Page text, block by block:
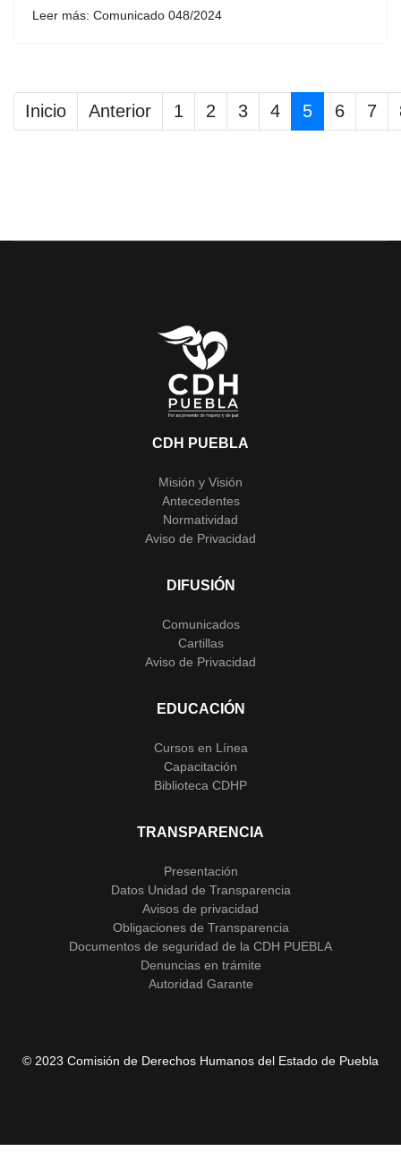
Leer más: Comunicado 048/2024
Inicio Anterior 1 2 3 4 5 6 7
CDH PUEBLA
Misión y Visión
Antecedentes
Normatividad
Aviso de Privacidad
DIFUSIÓN
Comunicados
Cartillas
Aviso de Privacidad
EDUCACIÓN
Cursos en Línea
Capacitación
Biblioteca CDHP
TRANSPARENCIA
Presentación
Datos Unidad de Transparencia
Avisos de privacidad
Obligaciones de Transparencia
Documentos de seguridad de la CDH PUEBLA
Denuncias en trámite
Autoridad Garante
© 2023 Comisión de Derechos Humanos del Estado de Puebla